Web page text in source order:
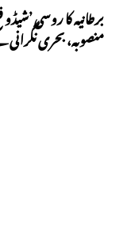
برطانیہ کا روسی
منصوبہ، بحری نگرانی